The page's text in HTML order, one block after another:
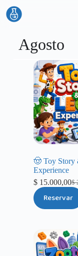
Agosto
🤠 Toy Story
Experience
$
$15.000,00
Reservar